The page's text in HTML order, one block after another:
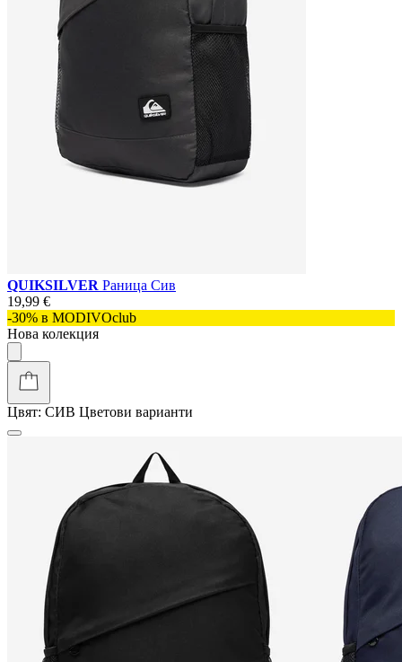
QUIKSILVER Раница Сив
19,99 €
-30% в MODIVOclub
Нова колекция
Цвят: СИВ Цветови варианти